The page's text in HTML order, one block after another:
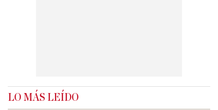
LO MÁS LEÍDO